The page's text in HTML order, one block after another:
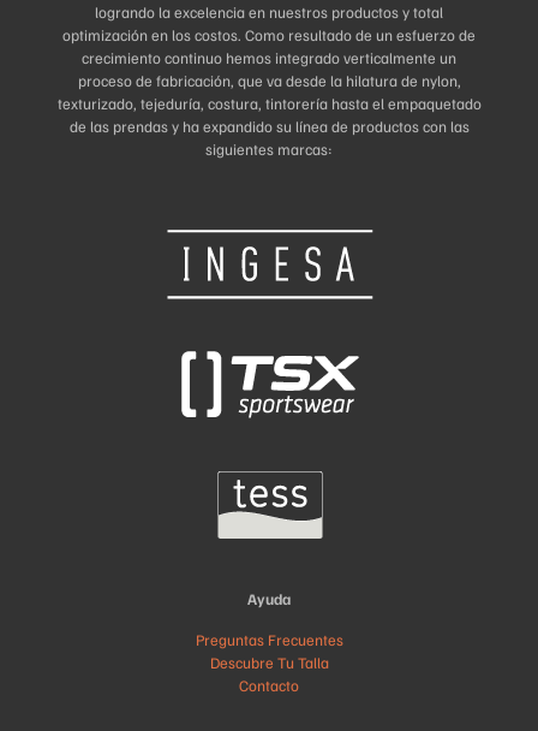
logrando la excelencia en nuestros productos y total
optimización en los costos. Como resultado de un esfuerzo de
crecimiento continuo hemos integrado verticalmente un
proceso de fabricación, que va desde la hilatura de nylon,
texturizado, tejeduría, costura, tintorería hasta el empaquetado
de las prendas y ha expandido su línea de productos con las
siguientes marcas:
Ayuda
Preguntas Frecuentes
Descubre Tu Talla
Contacto